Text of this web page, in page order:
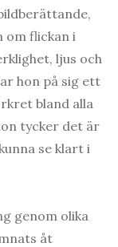
om flickan i
ljus och
hon på sig ett
bland alla
tycker det är
se klart i
genom olika
åt